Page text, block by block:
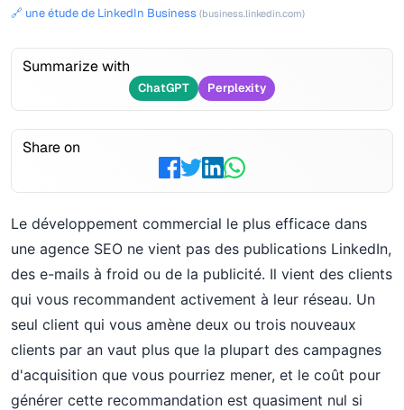
🔗 une étude de LinkedIn Business (business.linkedin.com)
Summarize with
ChatGPT Perplexity
Share on
Le développement commercial le plus efficace dans
une agence SEO ne vient pas des publications LinkedIn,
des e-mails à froid ou de la publicité. Il vient des clients
qui vous recommandent activement à leur réseau. Un
seul client qui vous amène deux ou trois nouveaux
clients par an vaut plus que la plupart des campagnes
d'acquisition que vous pourriez mener, et le coût pour
générer cette recommandation est quasiment nul si